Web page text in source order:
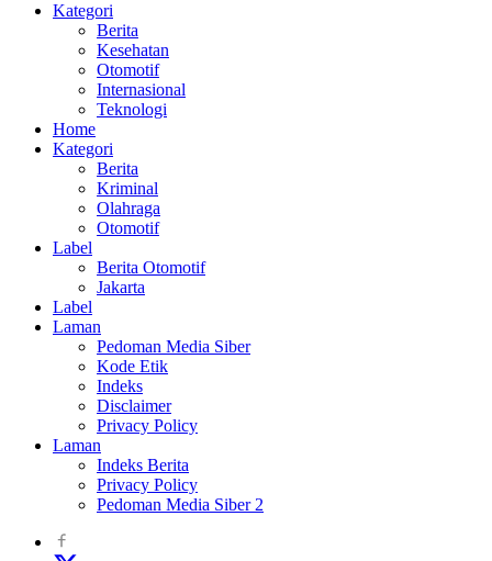
Kategori
Berita
Kesehatan
Otomotif
Internasional
Teknologi
Home
Kategori
Berita
Kriminal
Olahraga
Otomotif
Label
Berita Otomotif
Jakarta
Label
Laman
Pedoman Media Siber
Kode Etik
Indeks
Disclaimer
Privacy Policy
Laman
Indeks Berita
Privacy Policy
Pedoman Media Siber 2